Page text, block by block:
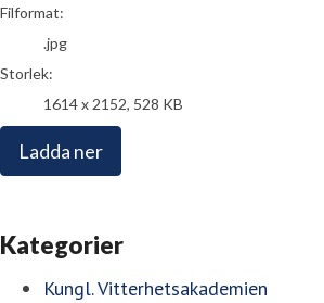
Filformat:
.jpg
Storlek:
1614 x 2152, 528 KB
Ladda ner
Kategorier
Kungl. Vitterhetsakademien